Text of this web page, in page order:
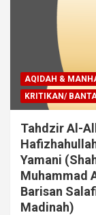
AQIDAH &
KRITIKAN/
Tahdzir Al-
Yamani
Muhammad
Barisan
Madinah)